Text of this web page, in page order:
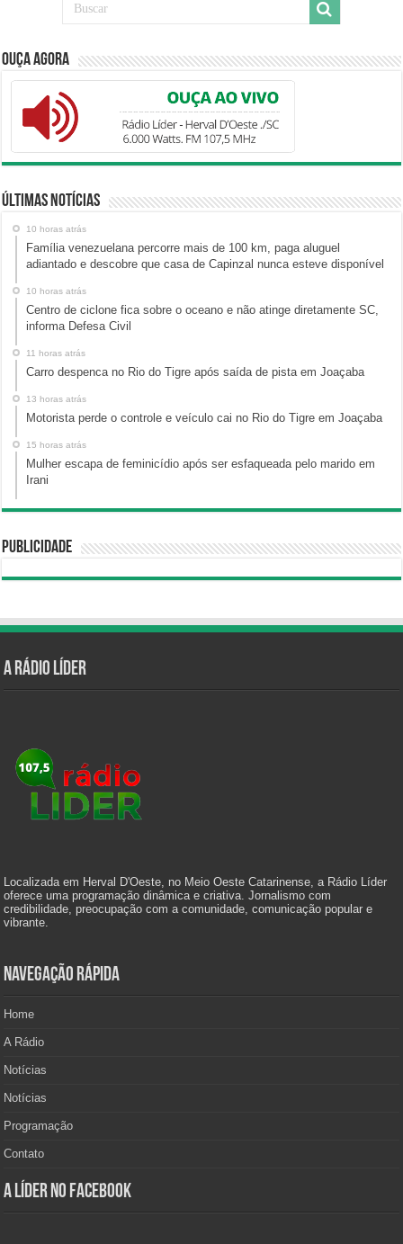
Ouça Agora
Últimas Notícias
10 horas atrás
Família venezuelana percorre mais de 100 km, paga aluguel
adiantado e descobre que casa de Capinzal nunca esteve disponível
10 horas atrás
Centro de ciclone fica sobre o oceano e não atinge diretamente SC,
informa Defesa Civil
11 horas atrás
Carro despenca no Rio do Tigre após saída de pista em Joaçaba
13 horas atrás
Motorista perde o controle e veículo cai no Rio do Tigre em Joaçaba
15 horas atrás
Mulher escapa de feminicídio após ser esfaqueada pelo marido em
Irani
Publicidade
A Rádio Líder
Localizada em Herval D'Oeste, no Meio Oeste Catarinense, a Rádio Líder
oferece uma programação dinâmica e criativa. Jornalismo com
credibilidade, preocupação com a comunidade, comunicação popular e
vibrante.
Navegação Rápida
Home
A Rádio
Notícias
Notícias
Programação
Contato
A Líder no Facebook